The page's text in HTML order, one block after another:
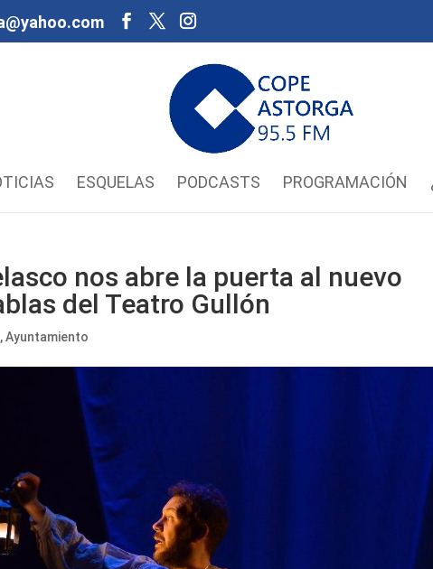
ESQUELAS PODCASTS PROGRAMACIÓN
nos abre la puerta al nuevo
del Teatro Gullón
,Ayuntamiento